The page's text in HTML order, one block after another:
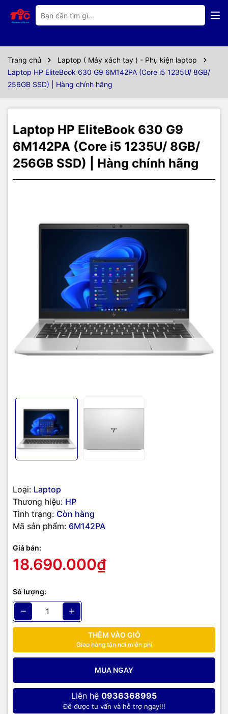
Trang chủ
Laptop ( Máy xách tay ) - Phụ kiện laptop
Laptop HP EliteBook 630 G9 6M142PA (Core i5 1235U/ 8GB/
256GB SSD) | Hàng chính hãng
Laptop HP EliteBook 630 G9
6M142PA (Core i5 1235U/ 8GB/
256GB SSD) | Hàng chính hãng
Loại: Laptop
Thương hiệu: HP
Tình trạng: Còn hàng
Mã sản phẩm: 6M142PA
Giá bán:
18.690.000₫
Số lượng:
THÊM VÀO GIỎ
Giao hàng tận nơi miễn phí
MUA NGAY
Liên hệ 0936368995
Để được tư vấn và hỗ trợ ngay!!!
Thông số kỹ thuật
Laptop HP EliteBook 630 G9
6M142PA (Core i5 1235U/
8GB/ 256GB SSD)
HP EliteBook 630 G9 6M142PA, Core i5-1235U,8GB RAM,256GB
thân máy mỏng và nhẹ cho bạn thỏa sức mang theo mỗi ngày. Với
độ dày 19.9 mm và cân nặng chỉ 1.38 kg, bạn có thể tự tin mang
theo hằng ngày mà không ngại nặng nề hay quá cồng kềnh.
máy nhanh hơn, tiện lợi hơn và bảo mật an toàn hơn cho dữ liệu
của bạn trên laptop.
HP EliteBook 630 G9 6M142PA trang bị CPU Intel Core i5-1235U
mang lại khả năng xử lý mượt mà các ứng dụng từ văn phòng cho
3200MHz giúp tăng độ mượt mà khi chuyển đổi qua lại giữa các
ứng dụng. Bên cạnh đó, ổ cứng SSD 256GB cung cấp cho bạn
không gian lưu trữ dữ liệu thoải mái.